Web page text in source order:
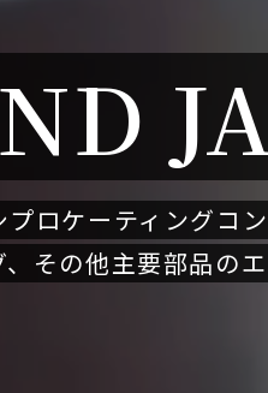
ロケーティングコ
その他主要部品の